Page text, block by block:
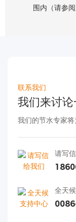
围内（请参
联系我们
我们来讨
我们的节水专家将
请写
全天